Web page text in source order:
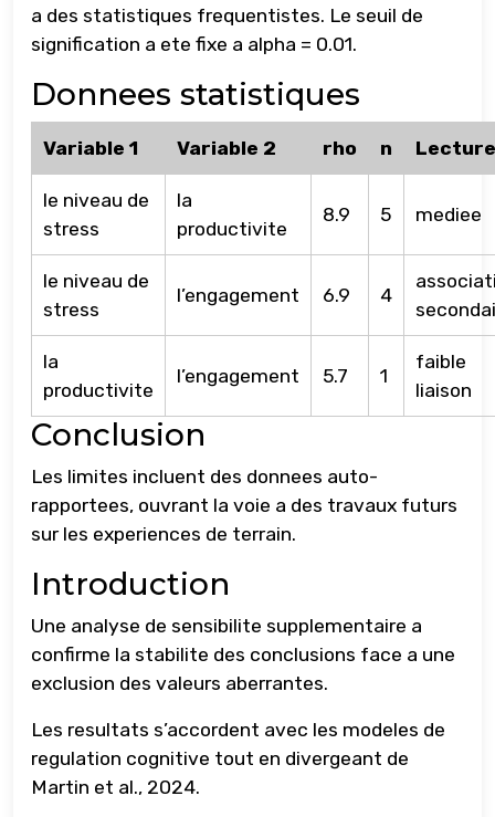
a des statistiques frequentistes. Le seuil de
signification a ete fixe a alpha = 0.01.
Donnees statistiques
Variable 1 Variable 2 rho n Lecture
le niveau de
stress
la
productivite
8.9 5 mediee
le niveau de
stress
l’engagement 6.9 4
la
productivite
l’engagement 5.7 1
faible
liaison
Conclusion
Les limites incluent des donnees auto-
rapportees, ouvrant la voie a des travaux futurs
sur les experiences de terrain.
Introduction
Une analyse de sensibilite supplementaire a
confirme la stabilite des conclusions face a une
exclusion des valeurs aberrantes.
Les resultats s’accordent avec les modeles de
regulation cognitive tout en divergeant de
Martin et al., 2024.